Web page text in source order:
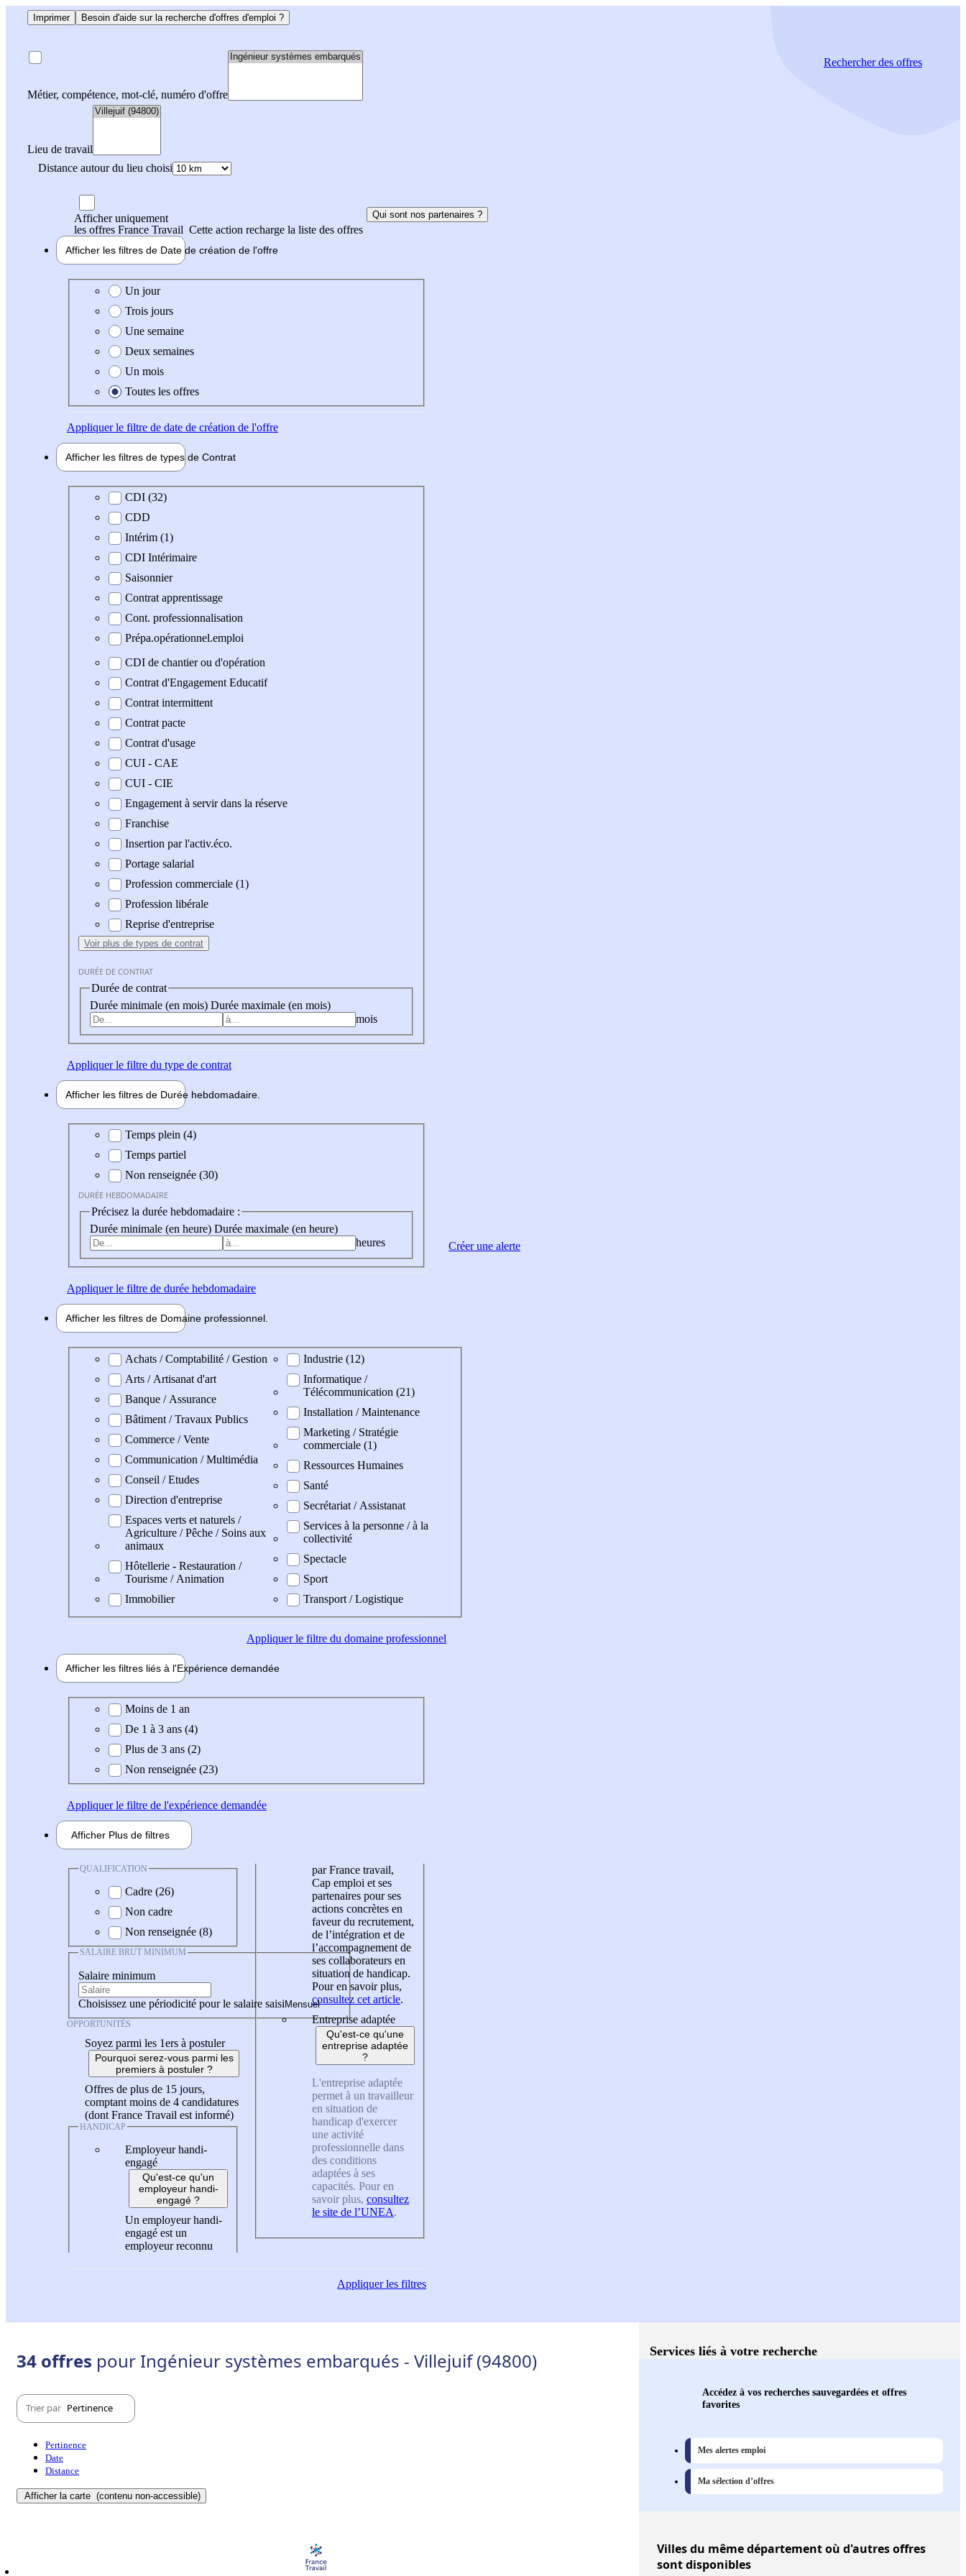
Imprimer Besoin d'aide sur la recherche d'offres d'emploi ?
Métier, compétence, mot-clé, numéro d'offre
Lieu de travail
Distance autour du lieu choisi
Rechercherdes offres
Afficher uniquement
les offres France Travail Cette action recharge la liste des offres
Qui sont nos partenaires ?
Afficher les filtres de Date de création de l'offre
Date de création de l'offre
Un jour
Trois jours
Une semaine
Deux semaines
Un mois
Toutes les offres
Appliquerle filtre de date de création de l'offre
Afficher les filtres de types de Contrat
Type de contratCDI (32)
CDD
Intérim (1)
CDI Intérimaire
Saisonnier
Contrat apprentissage
Cont. professionnalisation
Prépa.opérationnel.emploi
CDI de chantier ou d'opération
Contrat d'Engagement Educatif
Contrat intermittent
Contrat pacte
Contrat d'usage
CUI - CAE
CUI - CIE
Engagement à servir dans la réserve
Franchise
Insertion par l'activ.éco.
Portage salarial
Profession commerciale (1)
Profession libérale
Reprise d'entreprise
Voir plus de types de contrat
DURÉE DE CONTRAT
Durée de contrat
Durée minimale (en mois) Durée maximale (en mois)
mois
Appliquerle filtre du type de contrat
Afficher les filtres de Durée hebdomadaire
Durée hebdomadaire
Temps plein (4)
Temps partiel
Non renseignée (30)
DURÉE HEBDOMADAIRE
Précisez la durée hebdomadaire :
Durée minimale (en heure) Durée maximale (en heure)
heures
Appliquerle filtre de durée hebdomadaire
Afficher les filtres de Domaine professionnel
Domaine professionel
Achats / Comptabilité / Gestion
Arts / Artisanat d'art
Banque / Assurance
Bâtiment / Travaux Publics
Commerce / Vente
Communication / Multimédia
Conseil / Etudes
Direction d'entreprise
Espaces verts et naturels /
Agriculture / Pêche / Soins aux
animaux
Hôtellerie - Restauration /
Tourisme / Animation
Immobilier
Industrie (12)
Informatique /
Télécommunication (21)
Installation / Maintenance
Marketing / Stratégie
commerciale (1)
Ressources Humaines
Santé
Secrétariat / Assistanat
Services à la personne / à la
collectivité
Spectacle
Sport
Transport / Logistique
Appliquerle filtre du domaine professionnel
Afficher les filtres liés à l'Expérience demandée
Expérience demandée
Moins de 1 an
De 1 à 3 ans (4)
Plus de 3 ans (2)
Non renseignée (23)
Appliquerle filtre de l'expérience demandée
Afficher Plus de filtres
QUALIFICATION
Cadre (26)
Non cadre
Non renseignée (8)
SALAIRE BRUT MINIMUM
Salaire minimum
Choisissez une périodicité pour le salaire saisi
OPPORTUNITÉS
Soyez parmi les 1ers à postuler
Pourquoi serez-vous parmi les
premiers à postuler ?
Offres de plus de 15 jours,
comptant moins de 4 candidatures
(dont France Travail est informé)
HANDICAP
Employeur handi-
engagé
Qu'est-ce qu'un
employeur handi-
engagé ?
Un employeur handi-
engagé est un
employeur reconnu
par France travail,
Cap emploi et ses
partenaires pour ses
actions concrètes en
faveur du recrutement,
de l’intégration et de
l’accompagnement de
ses collaborateurs en
situation de handicap.
Pour en savoir plus,
consultez cet article.
Entreprise adaptée
Qu'est-ce qu'une
entreprise adaptée
?
L'entreprise adaptée
permet à un travailleur
en situation de
handicap d'exercer
une activité
professionnelle dans
des conditions
adaptées à ses
capacités. Pour en
savoir plus, consultez
le site de l’UNEA.
Appliquerles filtres
Créer une alerte
34 offres pour Ingénieur systèmes embarqués - Villejuif (94800)
Trier par Pertinence
Pertinence
Date
Distance
Afficher la carte (contenu non-accessible)
Services liés à votre recherche
Accédez à vos recherches sauvegardées et offres
favorites
Mes alertes emploi
Ma sélection d’offres
Villesdu même département où d'autres offres
sont disponibles